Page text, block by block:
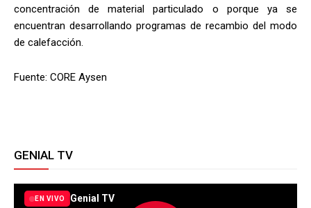
concentración de material particulado o porque ya se
encuentran desarrollando programas de recambio del modo
de calefacción.
Fuente: CORE Aysen
GENIAL TV